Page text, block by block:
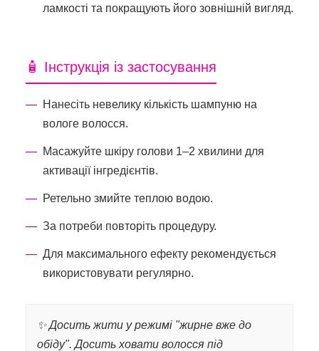
ламкості та покращують його зовнішній вигляд.
🧴 Інструкція із застосування
Нанесіть невелику кількість шампуню на
вологе волосся.
Масажуйте шкіру голови 1–2 хвилини для
активації інгредієнтів.
Ретельно змийте теплою водою.
За потреби повторіть процедуру.
Для максимального ефекту рекомендується
використовувати регулярно.
✨ Досить жити у режимі "жирне вже до
обіду". Досить ховати волосся під